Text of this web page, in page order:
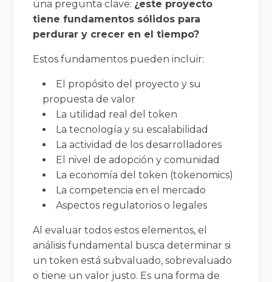
una pregunta clave: ¿este proyecto
tiene fundamentos sólidos para
perdurar y crecer en el tiempo?
Estos fundamentos pueden incluir:
El propósito del proyecto y su
propuesta de valor
La utilidad real del token
La tecnología y su escalabilidad
La actividad de los desarrolladores
El nivel de adopción y comunidad
La economía del token (tokenomics)
La competencia en el mercado
Aspectos regulatorios o legales
Al evaluar todos estos elementos, el
análisis fundamental busca determinar si
un token está subvaluado, sobrevaluado
o tiene un valor justo. Es una forma de